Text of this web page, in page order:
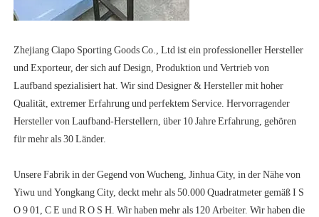
Zhejiang Ciapo Sporting Goods Co., Ltd ist ein professioneller Hersteller
und Exporteur, der sich auf Design, Produktion und Vertrieb von
Laufband spezialisiert hat. Wir sind Designer & Hersteller mit hoher
Qualität, extremer Erfahrung und perfektem Service. Hervorragender
Hersteller von Laufband-Herstellern, über 10 Jahre Erfahrung, gehören
Unsere Fabrik in der Gegend von Wucheng, Jinhua City, in der Nähe von
Yiwu und Yongkang City, deckt mehr als 50.000 Quadratmeter gemäß I S
O 9 01, C E und R O S H. Wir haben mehr als 120 Arbeiter. Wir haben die